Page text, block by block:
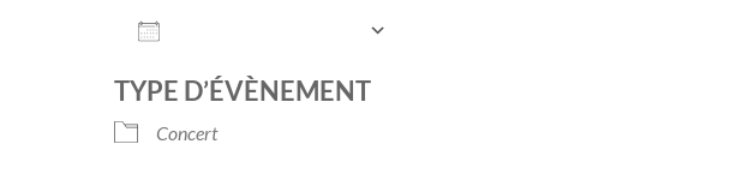
TYPE D’ÉVÈNEMENT
Concert